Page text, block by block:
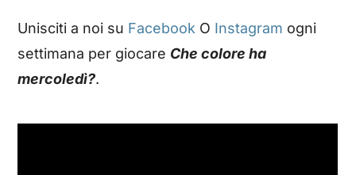
Unisciti a noi su Facebook O Instagram ogni
settimana per giocare Che colore ha
mercoledì?.